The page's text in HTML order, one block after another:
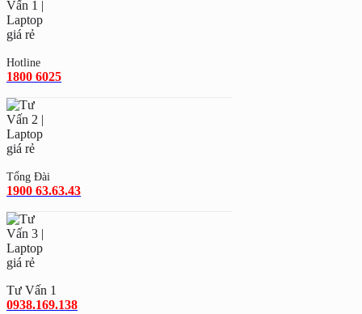
Hotline
1800 6025
Tổng Đài
1900 63.63.43
Tư Vấn 1
0938.169.138